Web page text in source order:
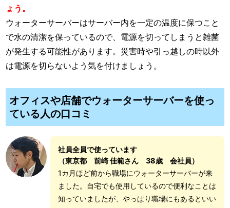
ょう。
ウォーターサーバーはサーバー内を一定の温度に保つこと
で水の清潔を保っているので、電源を切ってしまうと雑菌
が発生する可能性があります。災害時や引っ越しの時以外
は電源を切らないよう気を付けましょう。
オフィスや店舗でウォーターサーバーを使っ
ている人の口コミ
社員全員で使っています
（東京都 前崎 佳範さん 38歳 会社員）
1カ月ほど前から職場にウォーターサーバーが来
ました。自宅でも使用しているので便利なことは
知っていましたが、やっぱり職場にもあるといい